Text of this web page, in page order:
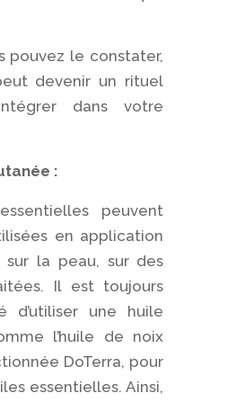
pouvez le constater,
devenir un rituel
dans votre
:
peuvent
en application
sur la peau, sur des
Il est toujours
d’utiliser une huile
l’huile de noix
DoTerra, pour
essentielles. Ainsi,